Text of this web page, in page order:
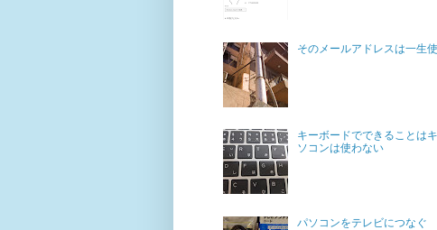
そのメールアドレスは一生
キーボードでできることは
ソコンは使わない
パソコンをテレビにつなぐ